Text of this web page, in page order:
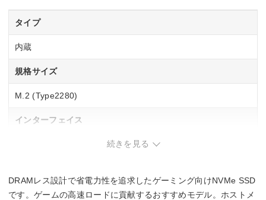
タイプ
内蔵
規格サイズ
M.2 (Type2280)
インターフェイス
◯
続きを見る
DRAMレス設計で省電力性を追求したゲーミング向けNVMe SSD
です。ゲームの高速ロードに貢献するおすすめモデル。ホストメ